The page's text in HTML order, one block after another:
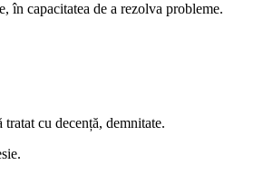
în capacitatea de a rezolva probleme.
cu decență, demnitate.